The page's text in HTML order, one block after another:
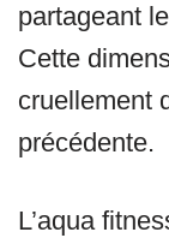
partageant
Cette
cruellement
précédente.
L’aqua